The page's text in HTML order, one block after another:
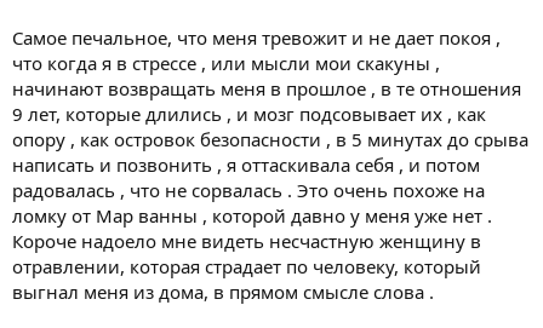
Самое печальное, что меня тревожит и не дает покоя ,
что когда я в стрессе , или мысли мои скакуны ,
начинают возвращать меня в прошлое , в те отношения
9 лет, которые длились , и мозг подсовывает их , как
опору , как островок безопасности , в 5 минутах до срыва
написать и позвонить , я оттаскивала себя , и потом
радовалась , что не сорвалась . Это очень похоже на
ломку от Мар ванны , которой давно у меня уже нет .
Короче надоело мне видеть несчастную женщину в
отравлении, которая страдает по человеку, который
выгнал меня из дома, в прямом смысле слова .